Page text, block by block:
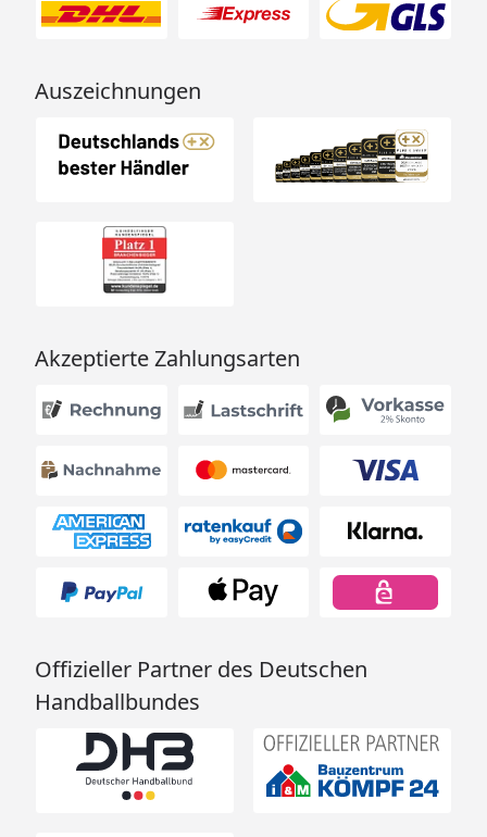
Auszeichnungen
Akzeptierte Zahlungsarten
Offizieller Partner des Deutschen
Handballbundes